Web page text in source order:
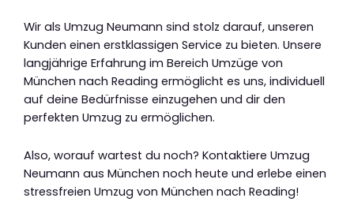
Wir als Umzug Neumann sind stolz darauf, unseren
Kunden einen erstklassigen Service zu bieten. Unsere
langjährige Erfahrung im Bereich Umzüge von
München nach Reading ermöglicht es uns, individuell
auf deine Bedürfnisse einzugehen und dir den
perfekten Umzug zu ermöglichen.
Also, worauf wartest du noch? Kontaktiere Umzug
Neumann aus München noch heute und erlebe einen
stressfreien Umzug von München nach Reading!